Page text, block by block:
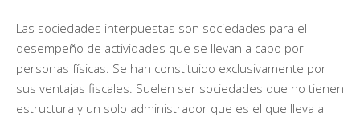
Las sociedades interpuestas son sociedades para el
desempeño de actividades que se llevan a cabo por
personas físicas. Se han constituido exclusivamente por
sus ventajas fiscales. Suelen ser sociedades que no tienen
estructura y un solo administrador que es el que lleva a